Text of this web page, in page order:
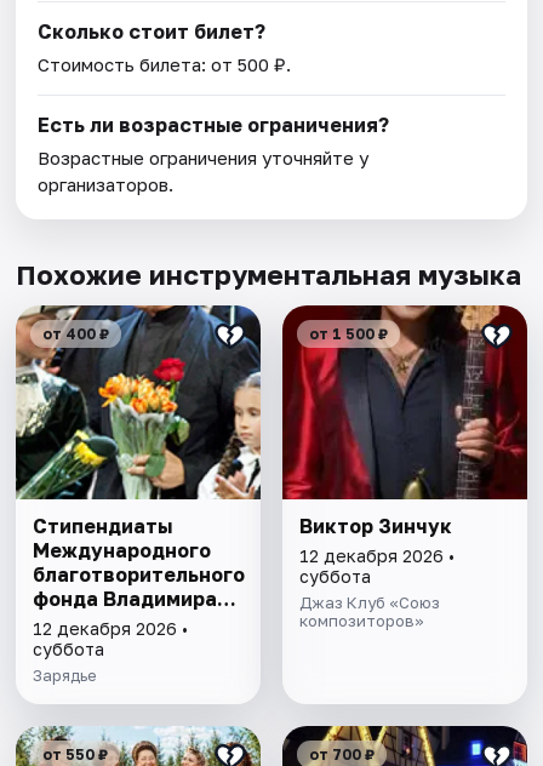
Сколько стоит билет?
Стоимость билета: от 500 ₽.
Есть ли возрастные ограничения?
Возрастные ограничения уточняйте у
организаторов.
Похожие инструментальная музыка
от 400 ₽
Стипендиаты
Международного
благотворительного
фонда Владимира
Спивакова
12 декабря 2026 •
суббота
Зарядье
от 1 500 ₽
Виктор Зинчук
12 декабря 2026 •
суббота
Джаз Клуб «Союз
композиторов»
от 550 ₽ от 700 ₽